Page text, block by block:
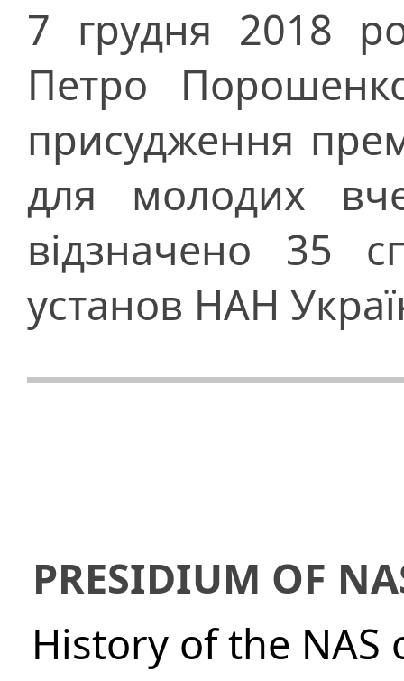
7 грудня 2018
Петро
присудження
для молодих
відзначено 35
установ НАН
PRESIDIUM OF
History of the NAS